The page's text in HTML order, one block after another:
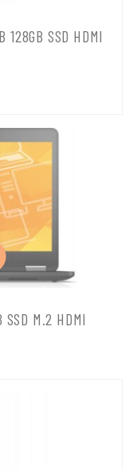
SSD HDMI
M.2 HDMI